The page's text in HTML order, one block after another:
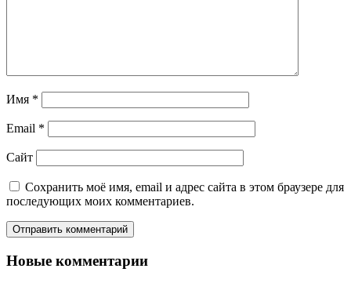
Имя *
Email *
Сайт
Сохранить моё имя, email и адрес сайта в этом браузере для
последующих моих комментариев.
Новые комментарии